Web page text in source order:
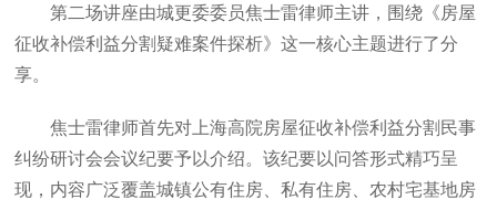
第二场讲座由城更委委员焦士雷律师主讲，围绕《房屋
征收补偿利益分割疑难案件探析》这一核心主题进行了分
享。
焦士雷律师首先对上海高院房屋征收补偿利益分割民事
纠纷研讨会会议纪要予以介绍。该纪要以问答形式精巧呈
现，内容广泛覆盖城镇公有住房、私有住房、农村宅基地房